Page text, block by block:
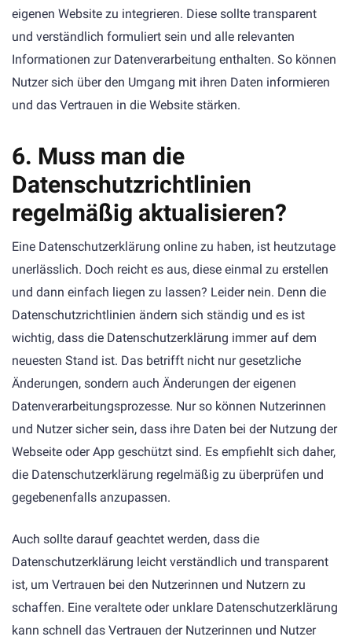
eigenen Website zu integrieren. Diese sollte transparent
und verständlich formuliert sein und alle relevanten
Informationen zur Datenverarbeitung enthalten. So können
Nutzer sich über den Umgang mit ihren Daten informieren
und das Vertrauen in die Website stärken.
6. Muss man die
Datenschutzrichtlinien
regelmäßig aktualisieren?
Eine Datenschutzerklärung online zu haben, ist heutzutage
unerlässlich. Doch reicht es aus, diese einmal zu erstellen
und dann einfach liegen zu lassen? Leider nein. Denn die
Datenschutzrichtlinien ändern sich ständig und es ist
wichtig, dass die Datenschutzerklärung immer auf dem
neuesten Stand ist. Das betrifft nicht nur gesetzliche
Änderungen, sondern auch Änderungen der eigenen
Datenverarbeitungsprozesse. Nur so können Nutzerinnen
und Nutzer sicher sein, dass ihre Daten bei der Nutzung der
Webseite oder App geschützt sind. Es empfiehlt sich daher,
die Datenschutzerklärung regelmäßig zu überprüfen und
gegebenenfalls anzupassen.
Auch sollte darauf geachtet werden, dass die
Datenschutzerklärung leicht verständlich und transparent
ist, um Vertrauen bei den Nutzerinnen und Nutzern zu
schaffen. Eine veraltete oder unklare Datenschutzerklärung
kann schnell das Vertrauen der Nutzerinnen und Nutzer